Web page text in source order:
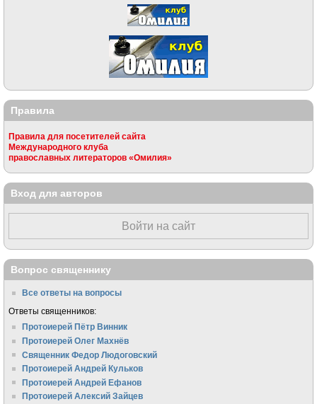
Правила
Правила для посетителей сайта
Международного клуба
православных литераторов «Омилия»
Вход для авторов
Войти на сайт
Вопрос священнику
Все ответы на вопросы
Ответы священников:
Протоиерей Пётр Винник
Протоиерей Олег Махнёв
Священник Федор Людоговский
Протоиерей Андрей Кульков
Протоиерей Андрей Ефанов
Протоиерей Алексий Зайцев